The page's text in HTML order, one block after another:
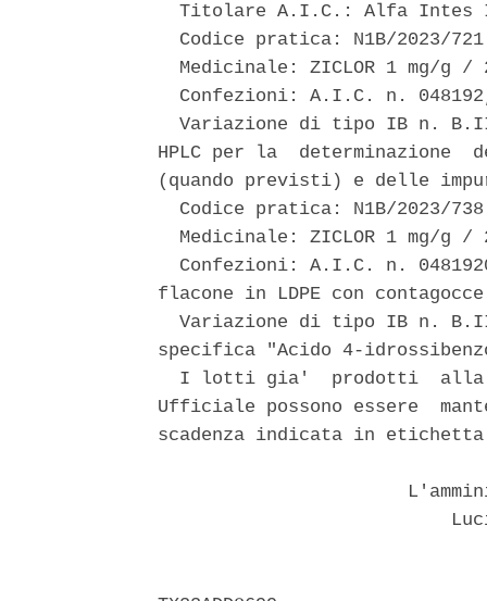
Titolare A.I.C.: Alfa
Codice pratica: N1B/2023/
Medicinale: ZICLOR 1 mg/g
Confezioni: A.I.C. n.
Variazione di tipo IB n.
HPLC per la
(quando previsti) e delle
Codice pratica: N1B/2023/
Medicinale: ZICLOR 1 mg/g
Confezioni: A.I.C. n.
flacone in LDPE con
Variazione di tipo IB n.
specifica "Acido 4-
I lotti gia'  prodotti
Ufficiale possono essere
scadenza indicata in